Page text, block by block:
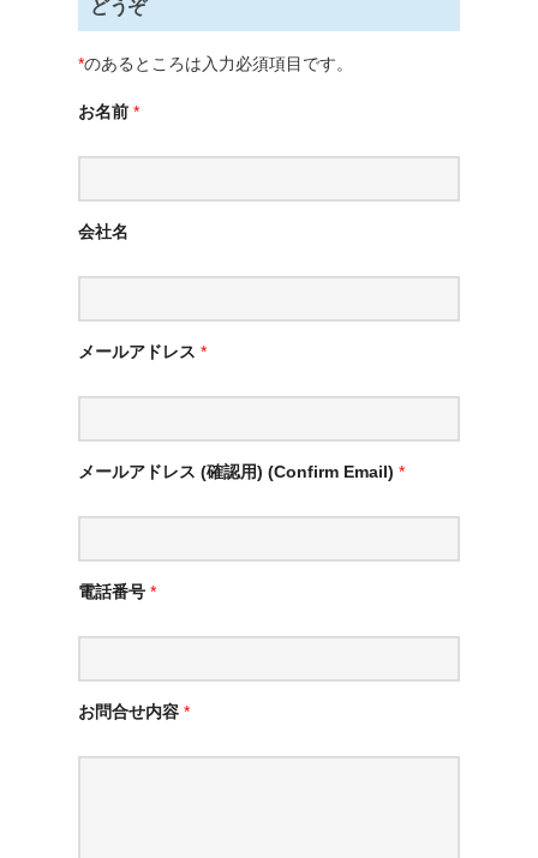
どうぞ
*のあるところは入力必須項目です。
お名前 *
会社名
メールアドレス *
メールアドレス (確認用) (Confirm Email) *
電話番号 *
お問合せ内容 *